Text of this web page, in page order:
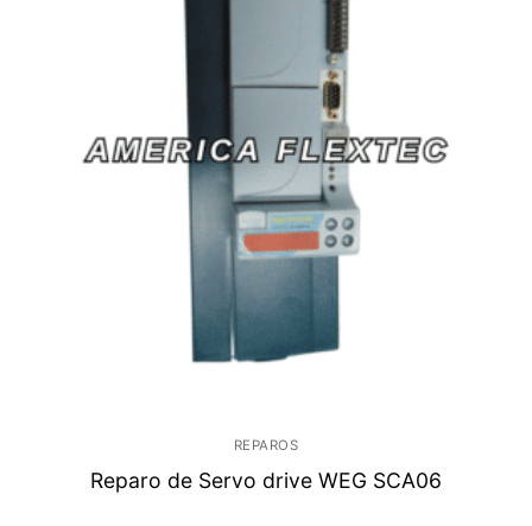
REPAROS
Reparo de Servo drive WEG SCA06